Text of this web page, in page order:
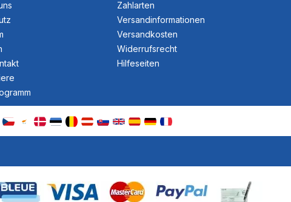
Zahlarten
Versandinformationen
Versandkosten
Widerrufsrecht
Hilfeseiten